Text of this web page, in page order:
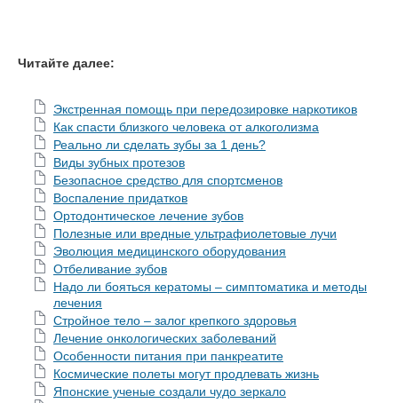
Читайте далее:
Экстренная помощь при передозировке наркотиков
Как спасти близкого человека от алкоголизма
Реально ли сделать зубы за 1 день?
Виды зубных протезов
Безопасное средство для спортсменов
Воспаление придатков
Ортодонтическое лечение зубов
Полезные или вредные ультрафиолетовые лучи
Эволюция медицинского оборудования
Отбеливание зубов
Надо ли бояться кератомы – симптоматика и методы
лечения
Стройное тело – залог крепкого здоровья
Лечение онкологических заболеваний
Особенности питания при панкреатите
Космические полеты могут продлевать жизнь
Японские ученые создали чудо зеркало